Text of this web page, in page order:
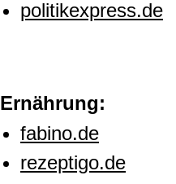
politikexpress.de
Ernährung:
fabino.de
rezeptigo.de